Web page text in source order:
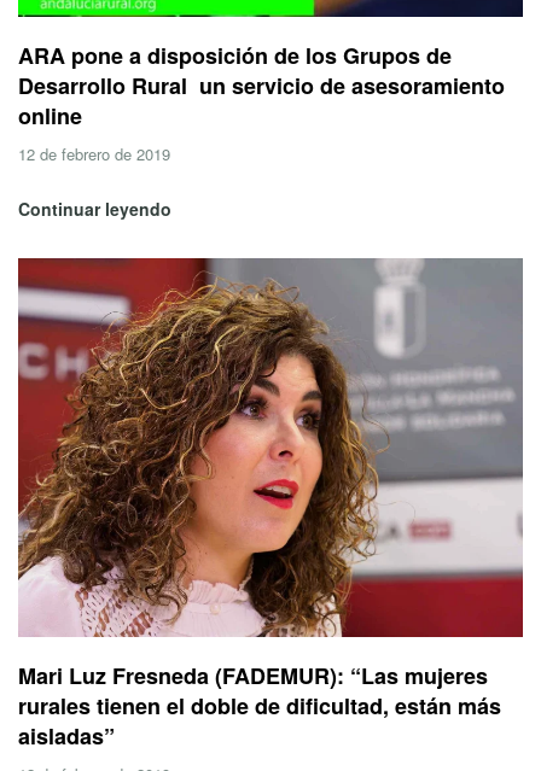
ARA pone a disposición de los Grupos de
Desarrollo Rural un servicio de asesoramiento
online
12 de febrero de 2019
Continuar leyendo
Mari Luz Fresneda (FADEMUR): “Las mujeres
rurales tienen el doble de dificultad, están más
aisladas”